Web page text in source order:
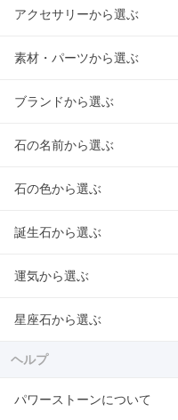
アクセサリーから選ぶ
素材・パーツから選ぶ
ブランドから選ぶ
石の名前から選ぶ
石の色から選ぶ
誕生石から選ぶ
運気から選ぶ
星座石から選ぶ
ヘルプ
パワーストーンについて